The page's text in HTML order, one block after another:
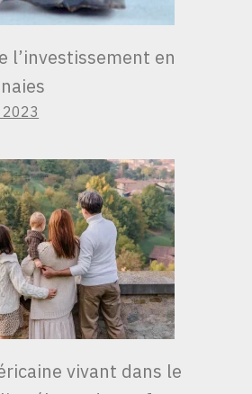
l’investissement en
vivant dans le